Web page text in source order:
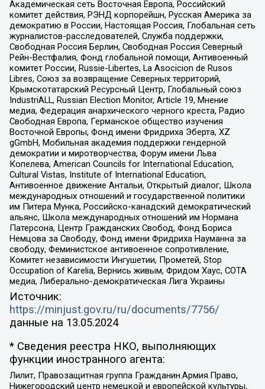
Академическая сеть Восточная Европа, Российский
комитет действия, РЭНД корпорейшн, Русская Америка за
демократию в России, Настоящая Россия, Глобальная сеть
журналистов-расследователей, Служба поддержки,
Свободная Россия Берлин, Свободная Россия Северный
Рейн-Вестфалия, Фонд глобальной помощи, Антивоенный
комитет России, Russie-Libertes, La Asocicion de Rusos
Libres, Союз за возвращение Северных территорий,
Крымскотатарский Ресурсный Центр, Глобальный союз
IndustriALL, Russian Election Monitor, Article 19, Мнение
медиа, Федерация анархического черного креста, Радио
Свободная Европа, Германское общество изучения
Восточной Европы, Фонд имени Фридриха Эберта, XZ
gGmbH, Мобильная академия поддержки гендерной
демократии и миротворчества, Форум имени Льва
Копелева, American Councils for International Education,
Cultural Vistas, Institute of International Education,
Антивоенное движение Антальи, Открытый диалог, Школа
международных отношений и государственной политики
им Питера Мунка, Российско-канадский демократический
альянс, Школа международных отношений им Нормана
Патерсона, Центр Гражданских Свобод, Фонд Бориса
Немцова за Свободу, Фонд имени Фридриха Науманна за
свободу, Феминистское антивоенное сопротивление,
Комитет независимости Ингушетии, Прометей, Stop
Occupation of Karelia, Вернись живым, Фридом Хаус, СОТА
медиа, Либерально-демократическая Лига Украины
Источник:
https://minjust.gov.ru/ru/documents/7756/
данные на 13.05.2024
* Сведения реестра НКО, выполняющих
функции иностранного агента:
Лилит, Правозащитная группа Гражданин.Армия.Право,
Нижегородский центр немецкой и европейской культуры,